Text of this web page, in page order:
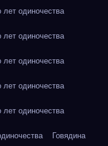
одиночества
одиночества
одиночества
одиночества
одиночества
Говядина